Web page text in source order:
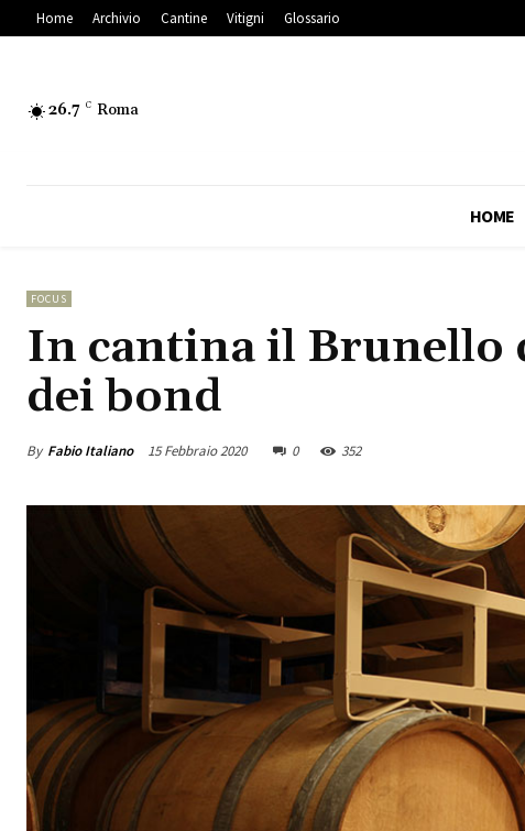
Home Archivio Cantine Vitigni Glossario
26.7 C Roma
HOME
FOCUS
In cantina il Brunello
dei bond
By Fabio Italiano 15 Febbraio 2020 0 352